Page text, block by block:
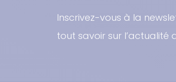
Inscrivez-vous à la
tout savoir sur l’actualité